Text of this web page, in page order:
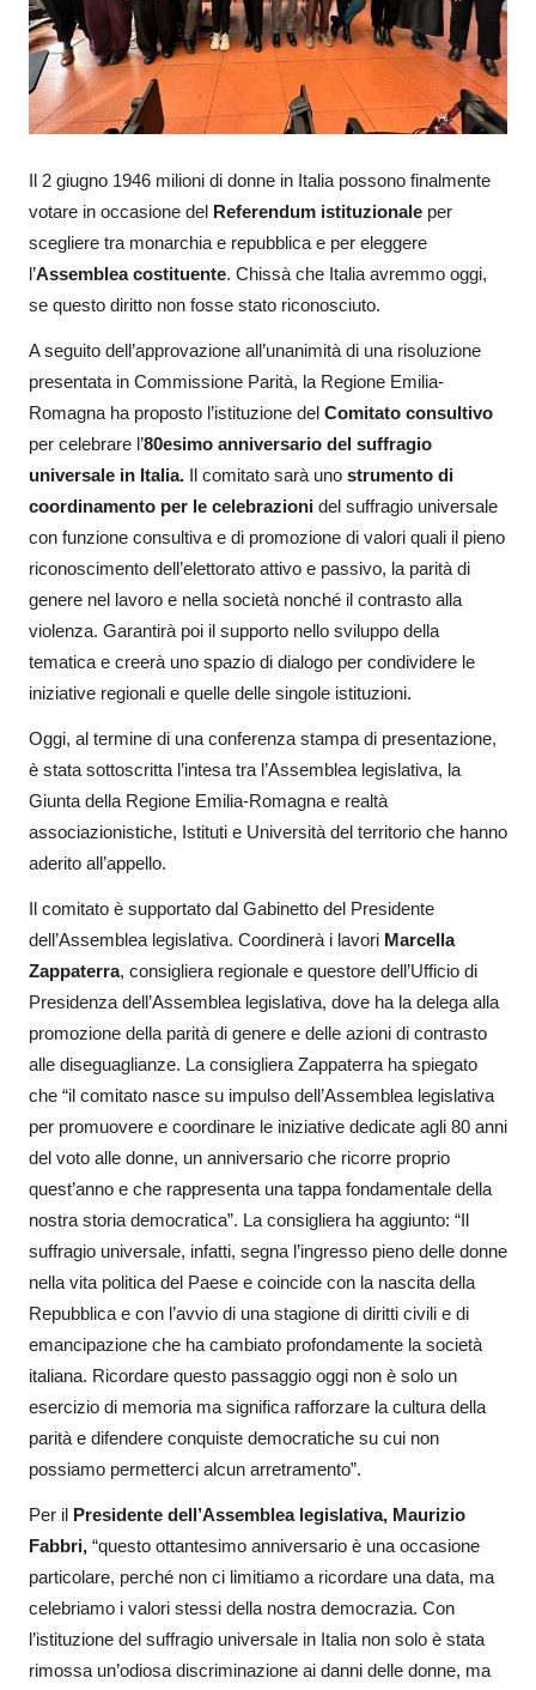
Il 2 giugno 1946 milioni di donne in Italia possono finalmente
votare in occasione del Referendum istituzionale per
scegliere tra monarchia e repubblica e per eleggere
l’Assemblea costituente. Chissà che Italia avremmo oggi,
se questo diritto non fosse stato riconosciuto.
A seguito dell’approvazione all’unanimità di una risoluzione
presentata in Commissione Parità, la Regione Emilia-
Romagna ha proposto l’istituzione del Comitato consultivo
per celebrare l’80esimo anniversario del suffragio
universale in Italia. Il comitato sarà uno strumento di
coordinamento per le celebrazioni del suffragio universale
con funzione consultiva e di promozione di valori quali il pieno
riconoscimento dell’elettorato attivo e passivo, la parità di
genere nel lavoro e nella società nonché il contrasto alla
violenza. Garantirà poi il supporto nello sviluppo della
tematica e creerà uno spazio di dialogo per condividere le
iniziative regionali e quelle delle singole istituzioni.
Oggi, al termine di una conferenza stampa di presentazione,
è stata sottoscritta l’intesa tra l’Assemblea legislativa, la
Giunta della Regione Emilia-Romagna e realtà
associazionistiche, Istituti e Università del territorio che hanno
aderito all’appello.
Il comitato è supportato dal Gabinetto del Presidente
dell’Assemblea legislativa. Coordinerà i lavori Marcella
Zappaterra, consigliera regionale e questore dell’Ufficio di
Presidenza dell’Assemblea legislativa, dove ha la delega alla
promozione della parità di genere e delle azioni di contrasto
alle diseguaglianze. La consigliera Zappaterra ha spiegato
che “il comitato nasce su impulso dell’Assemblea legislativa
per promuovere e coordinare le iniziative dedicate agli 80 anni
del voto alle donne, un anniversario che ricorre proprio
quest’anno e che rappresenta una tappa fondamentale della
nostra storia democratica”. La consigliera ha aggiunto: “Il
suffragio universale, infatti, segna l’ingresso pieno delle donne
nella vita politica del Paese e coincide con la nascita della
Repubblica e con l’avvio di una stagione di diritti civili e di
emancipazione che ha cambiato profondamente la società
italiana. Ricordare questo passaggio oggi non è solo un
esercizio di memoria ma significa rafforzare la cultura della
parità e difendere conquiste democratiche su cui non
possiamo permetterci alcun arretramento”.
Per il Presidente dell’Assemblea legislativa, Maurizio
Fabbri, “questo ottantesimo anniversario è una occasione
particolare, perché non ci limitiamo a ricordare una data, ma
celebriamo i valori stessi della nostra democrazia. Con
l’istituzione del suffragio universale in Italia non solo è stata
rimossa un’odiosa discriminazione ai danni delle donne, ma